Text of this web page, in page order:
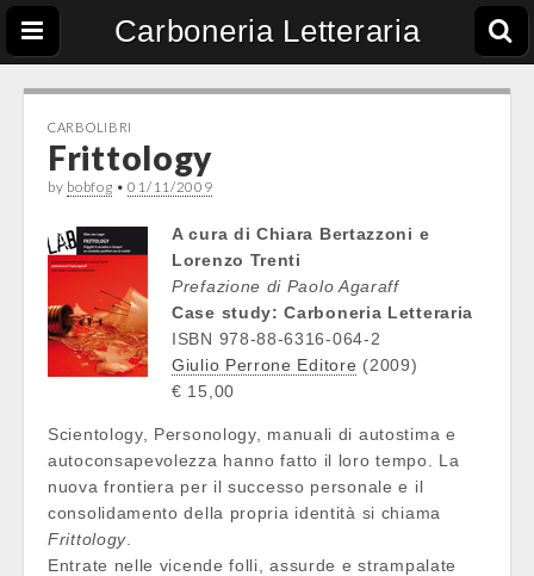
Carboneria Letteraria
CARBOLIBRI
Frittology
by bobfog •01/11/2009
A cura di Chiara Bertazzoni e
Lorenzo Trenti
Prefazione di Paolo Agaraff
Case study: Carboneria Letteraria
ISBN 978-88-6316-064-2
Giulio Perrone Editore (2009)
€ 15,00
Scientology, Personology, manuali di autostima e
autoconsapevolezza hanno fatto il loro tempo. La
nuova frontiera per il successo personale e il
consolidamento della propria identità si chiama
Frittology
Entrate nelle vicende folli, assurde e strampalate